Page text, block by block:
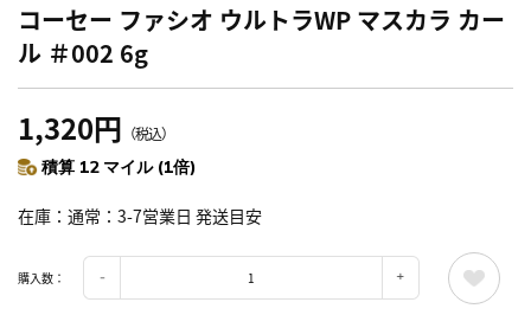
コーセー ファシオ ウルトラWP マスカラ カー
ル ＃002 6g
1,320円 （税込）
積算 12 マイル (1倍)
在庫 通常：3-7営業日 発送目安
購入数：